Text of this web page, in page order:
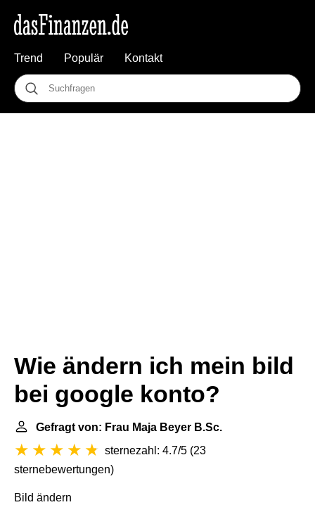
Trend Populär Kontakt
Wie ändern ich mein bild
bei google konto?
Gefragt von: Frau Maja Beyer B.Sc.
sternezahl: 4.7/5 (23
sternebewertungen)
Bild ändern